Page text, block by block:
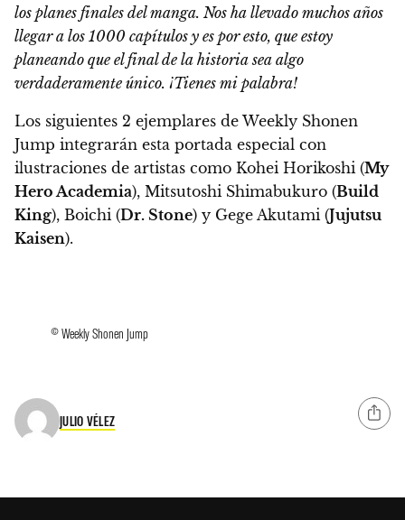
los planes finales del manga. Nos ha llevado muchos años
llegar a los 1000 capítulos y es por esto, que estoy
planeando que el final de la historia sea algo
verdaderamente único. ¡Tienes mi palabra!
Los siguientes 2 ejemplares de Weekly Shonen
Jump integrarán esta portada especial con
ilustraciones de artistas como Kohei Horikoshi (My
Hero Academia), Mitsutoshi Shimabukuro (Build
King), Boichi (Dr. Stone) y Gege Akutami (Jujutsu
Kaisen).
© Weekly Shonen Jump
JULIO VÉLEZ